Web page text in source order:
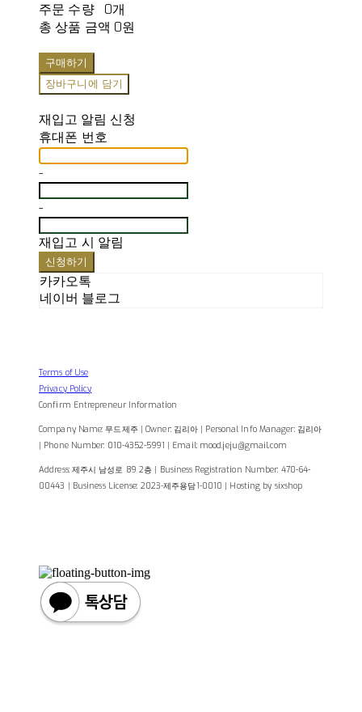
주문 수량
0개
총 상품 금액 0원
구매하기
장바구니에 담기
재입고 알림 신청
휴대폰 번호
-
-
재입고 시 알림
신청하기
카카오톡
네이버 블로그
Terms of Use
Privacy Policy
Confirm Entrepreneur Information
Company Name: 무드제주 | Owner: 김리아 | Personal Info Manager: 김리아
| Phone Number: 010-4352-5991 | Email: mood.jeju@gmail.com
Address: 제주시 남성로 89 2층 | Business Registration Number: 470-64-
00443 | Business License: 2023-제주용담1-0010 | Hosting by sixshop